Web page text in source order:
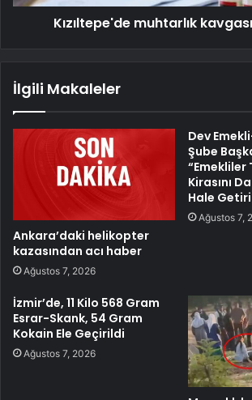
Kızıltepe'de muhtarlık
İlgili Makaleler
Ankara’daki helikopter
kazasından acı haber
Ağustos 7, 2026
Dev
Şube
“Emekliler
Kirasını
Hale
Ağustos 7,
İzmir’de, 11 Kilo 568 Gram
Esrar-Skank, 54 Gram
Kokain Ele Geçirildi
Ağustos 7, 2026